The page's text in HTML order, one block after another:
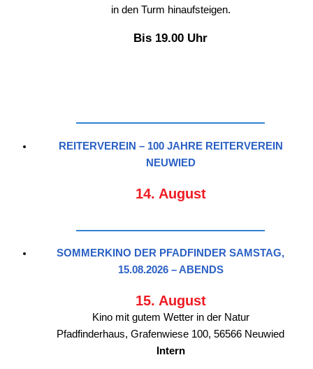
in den Turm hinaufsteigen.
Bis 19.00 Uhr
REITERVEREIN – 100 JAHRE REITERVEREIN
NEUWIED
14. August
SOMMERKINO DER PFADFINDER SAMSTAG,
15.08.2026 – ABENDS
15. August
Kino mit gutem Wetter in der Natur
Pfadfinderhaus, Grafenwiese 100, 56566 Neuwied
Intern